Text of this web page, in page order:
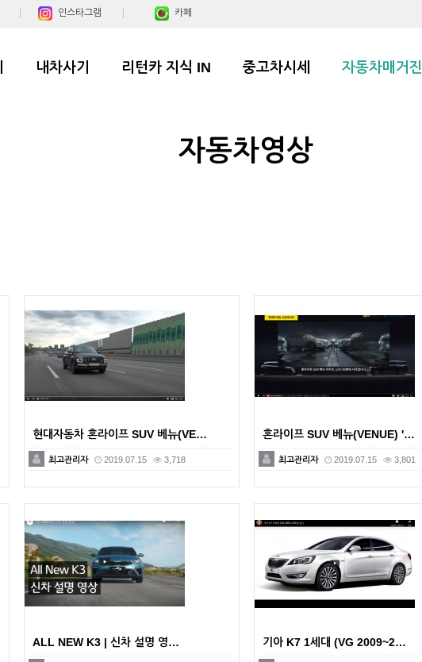
인스타그램 카페
내차사기 리턴카 지식 IN 중고차시세 자동차매거진
자동차영상
현대자동차 혼라이프 SUV 베뉴(VE…
최고관리자 2019.07.15 3,718
혼라이프 SUV 베뉴(VENUE) '…
최고관리자 2019.07.15 3,801
ALL NEW K3 | 신차 설명 영… 기아 K7 1세대 (VG 2009~2…